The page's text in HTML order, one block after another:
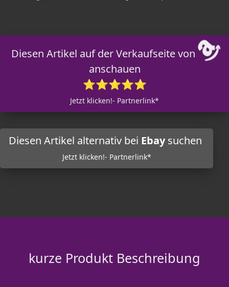
Diesen Artikel auf der Verkaufseite von
anschauen
⭐⭐⭐⭐⭐
Jetzt klicken!- Partnerlink*
Diesen Artikel alternativ bei Ebaysuchen
Jetzt klicken!- Partnerlink*
kurze Produkt Beschreibung